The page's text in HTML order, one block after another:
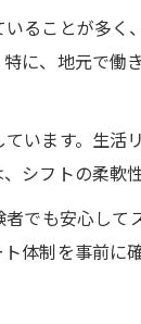
ることが多
に、地元で
います。生
フトの柔軟
でも安心して
制を事前に